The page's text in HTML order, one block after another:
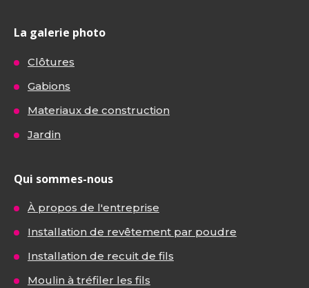
La galerie photo
Clôtures
Gabions
Materiaux de construction
Jardin
Qui sommes-nous
À propos de l'entreprise
Installation de revêtement par poudre
Installation de recuit de fils
Moulin à tréfiler les fils